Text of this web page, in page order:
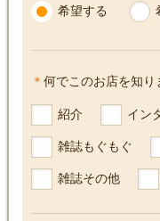
い
て
い
希望する
＊ 何でこのお店を知り
紹介
イン
雑誌もぐもぐ
雑誌その他